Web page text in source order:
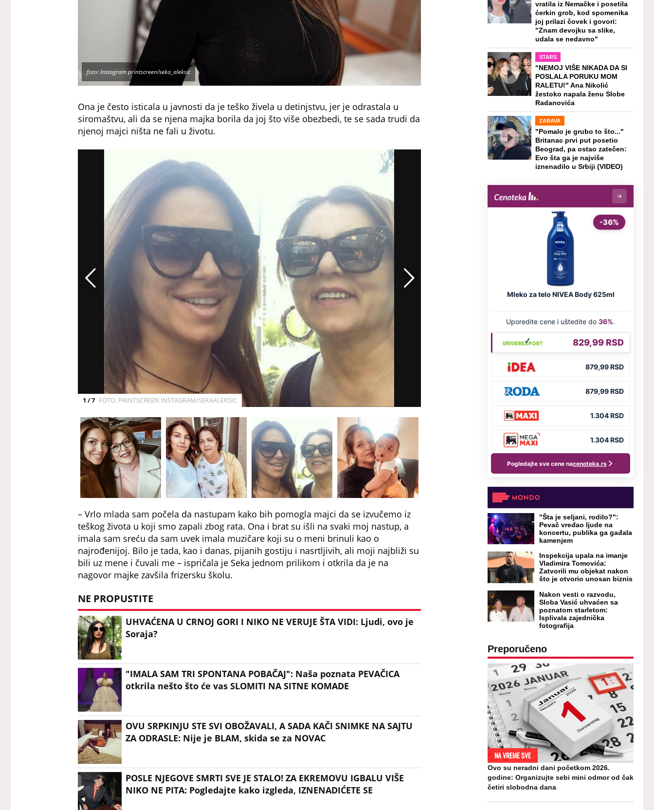
foto: Instagram printscreen/seka_aleksic
Ona je često isticala u javnosti da je teško živela u detinjstvu, jer je odrastala u
siromaštvu, ali da se njena majka borila da joj što više obezbedi, te se sada trudi da
njenoj majci ništa ne fali u životu.
1 / 7 FOTO: PRINTSCREEN INSTAGRAM/SEKAALEKSIC
– Vrlo mlada sam počela da nastupam kako bih pomogla majci da se izvučemo iz
teškog života u koji smo zapali zbog rata. Ona i brat su išli na svaki moj nastup, a
imala sam sreću da sam uvek imala muzičare koji su o meni brinuli kao o
najrođenijoj. Bilo je tada, kao i danas, pijanih gostiju i nasrtljivih, ali moji najbliži su
bili uz mene i čuvali me – ispričala je Seka jednom prilikom i otkrila da je na
nagovor majke zavšila frizersku školu.
NE PROPUSTITE
UHVAĆENA U CRNOJ GORI I NIKO NE VERUJE ŠTA VIDI: Ljudi, ovo je
Soraja?
"IMALA SAM TRI SPONTANA POBAČAJ": Naša poznata PEVAČICA
otkrila nešto što će vas SLOMITI NA SITNE KOMADE
OVU SRPKINJU STE SVI OBOŽAVALI, A SADA KAČI SNIMKE NA SAJTU
ZA ODRASLE: Nije je BLAM, skida se za NOVAC
POSLE NJEGOVE SMRTI SVE JE STALO! ZA EKREMOVU IGBALU VIŠE
NIKO NE PITA: Pogledajte kako izgleda, IZNENADIĆETE SE
vratila iz Nemačke i posetila
ćerkin grob, kod spomenika
joj prilazi čovek i govori:
"Znam devojku sa slike,
udala se nedavno"
STARS
"NEMOJ VIŠE NIKADA DA SI
POSLALA PORUKU MOM
RALETU!" Ana Nikolić
žestoko napala ženu Slobe
Radanovića
ZABAVA
"Pomalo je grubo to što..."
Britanac prvi put posetio
Beograd, pa ostao zatečen:
Evo šta ga je najviše
iznenadilo u Srbiji (VIDEO)
"Šta je seljani, rodilo?":
Pevač vređao ljude na
koncertu, publika ga gađala
kamenjem
Inspekcija upala na imanje
Vladimira Tomovića:
Zatvorili mu objekat nakon
što je otvorio unosan biznis
Nakon vesti o razvodu,
Sloba Vasić uhvaćen sa
poznatom starletom:
Isplivala zajednička
fotografija
Preporučeno
NA VREME SVE
Ovo su neradni dani početkom 2026.
godine: Organizujte sebi mini odmor od čak
četiri slobodna dana